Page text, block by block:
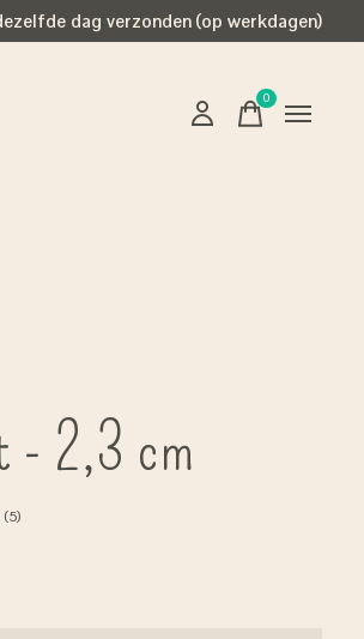
dag verzonden (op werkdagen)
0items
- 2,3 cm